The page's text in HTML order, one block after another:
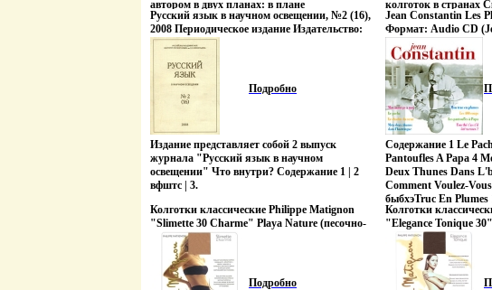
автором в двух планах: в плане
конструктивно-синтаксическбыбхцом
(грамматическое членение) и в плане
коммуникативно-синтаксическом
(актуальное членение) Последовательно
разграничивая эти два аспекта анализа
структуры предложения, И П Распопов
выделяет конструктивно-синтаксические
коммуникатвицшуивно-синтаксические - с
другой Автор останавливается также на
вопросах соотношения этих типов
предложений и на средствах оформления
грамматического и актуального членения
Книга будет полезна филологам-русистам и
филологам других специальностей,
преподавателям, аспирантам и студентам
языковых вузов 2-е издание Автор Игорь
Распопов.
Русский язык в научном освещении, №2 (16),
2008 Периодическое издание Издательство:
Языки славянской культуры, 2008 г Мягкая
(~167x236 мм) инфо 4852q.
Подробно
Издание представляет собой 2 выпуск
журнала "Русский язык в научном
освещении" Что внутри? Содержание 1 | 2
вфштс | 3.
Колготки классические Philippe Matignon
"Slimette 30 Charme" Playa Nature (песочно-
бежевые), размер 3 и элегантных женщин
Товар сертифицирован инфо 4885q.
Подробно
произношении, т е
интеллигентский
говор мог
нормативного
дискуссиях об
вариативности
произношения
для филологов,
соответствующих
для кого публичная
профессией Автор
колготок в странах
экспортирует
Данию, Норвегию,
Балтии и Россию
1903 году Vogue -
которая включает
стильных, модных
женских носочков
молодая, стильная,
настроение
изысканности до
обходится без
гардеробе
технологий и
Vogue Group
носки, женское белье
широком
предлагает новую,
коллекцию
традиционного
сертифицирован.
Jean Constantin Les
Формат: Audio CD
Дистрибьюторы:
Германия
Характеристики
Альбом: Импортное
Содержание 1 Le
Pantoufles A Papa 4
Deux Thunes Dans
Comment Voulez-
быбхэTruc En Plumes
Cet Air-La 13 Le Cha
Jardinier 15 Le
17 Ton The T'as T'il
C'mot La 20 Les 400
Instrumentale)
Константин Jean
Колготки
"Elegance Tonique
(каппучино),
Товар